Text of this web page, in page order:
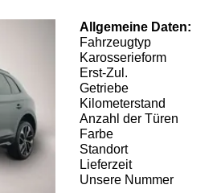
Allgemeine Daten:
Fahrzeugtyp
Karosserieform
Erst-Zul.
Getriebe
Kilometerstand
Anzahl der Türen
Farbe
Standort
Lieferzeit
Unsere Nummer